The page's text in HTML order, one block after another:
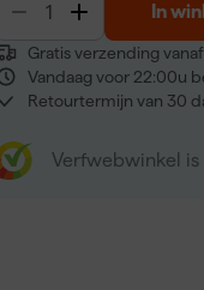
In
Gratis verzending
Vandaag voor 22:00u
Retourtermijn van 30
Verfwebwinkel